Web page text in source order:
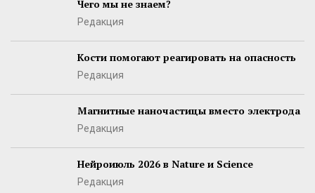
Чего мы не знаем?
Редакция
Кости помогают реагировать на опасность
Редакция
Магнитные наночастицы вместо электрода
Редакция
Нейроиюль 2026 в Nature и Science
Редакция